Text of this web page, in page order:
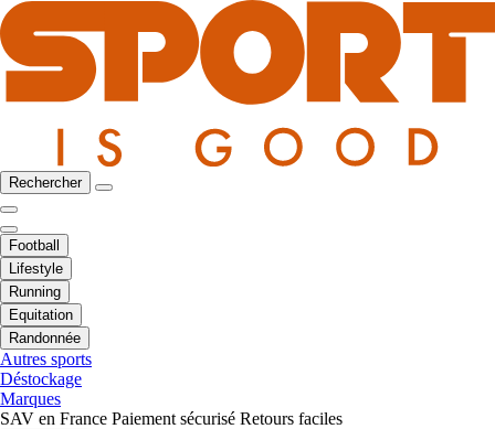
Rechercher
Football
Lifestyle
Running
Equitation
Randonnée
Autres sports
Déstockage
Marques
SAV en France Paiement sécurisé Retours faciles